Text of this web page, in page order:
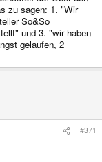
zu sagen: 1. "Wir
So&So
und 3. "wir haben
gelaufen, 2
#371